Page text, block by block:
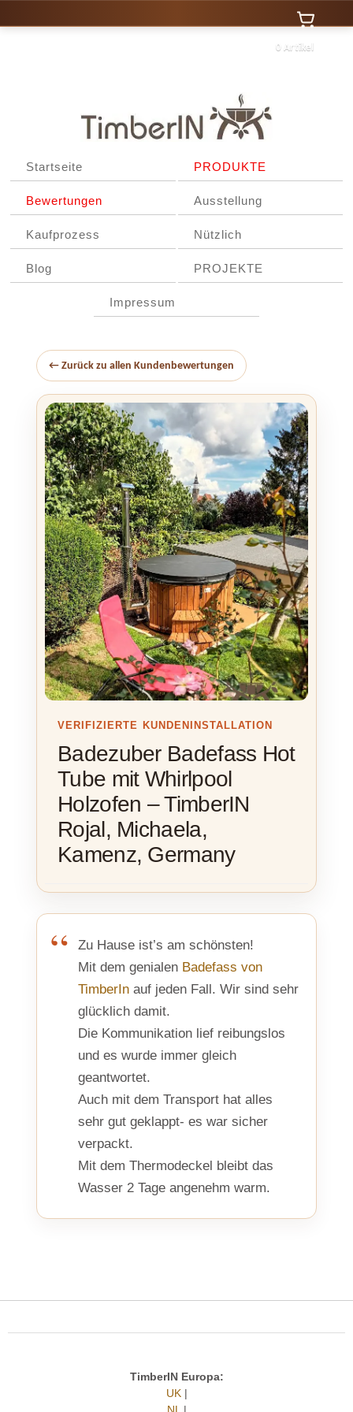
0 Artikel
Startseite PRODUKTE
Bewertungen Ausstellung
Kaufprozess Nützlich
Blog PROJEKTE
Impressum
← Zurück zu allen Kundenbewertungen
VERIFIZIERTE KUNDENINSTALLATION
Badezuber Badefass Hot
Tube mit Whirlpool
Holzofen – TimberIN
Rojal, Michaela,
Kamenz, Germany
Zu Hause ist’s am schönsten!
Mit dem genialen Badefass von
TimberIn auf jeden Fall. Wir sind sehr
glücklich damit.
Die Kommunikation lief reibungslos
und es wurde immer gleich
geantwortet.
Auch mit dem Transport hat alles
sehr gut geklappt- es war sicher
verpackt.
Mit dem Thermodeckel bleibt das
Wasser 2 Tage angenehm warm.
TimberIN Europa:
UK|